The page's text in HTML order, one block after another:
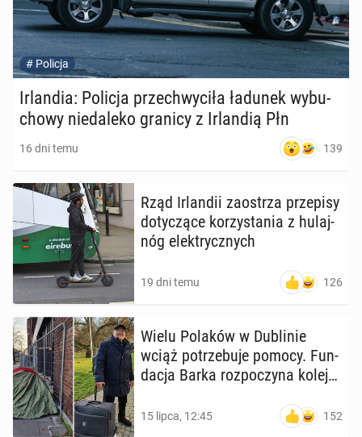
# Policja
Ir­lan­dia: Policja prze­chwy­ci­ła ładunek wy­bu­
cho­wy nie­da­le­ko granicy z Ir­lan­dią Płn
16 dni temu 139
Rząd Ir­lan­dii za­ostrza prze­pi­sy
do­ty­czą­ce ko­rzy­sta­nia z hu­laj­
nóg elek­trycz­nych
19 dni temu 126
Wielu Polaków w Du­bli­nie
wciąż po­trze­bu­je pomocy. Fun­
da­cja Barka roz­po­czy­na kolejny
15 lipca, 12:45 152